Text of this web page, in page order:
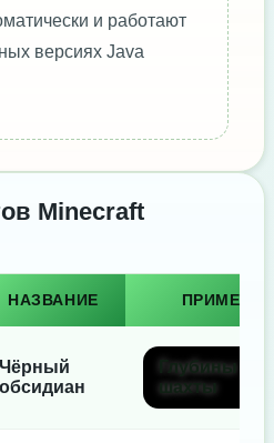
и работают
версиях Java
Minecraft
НАЗВАНИЕ ПРИМЕР
Чёрный
обсидиан
Глубины
шахты